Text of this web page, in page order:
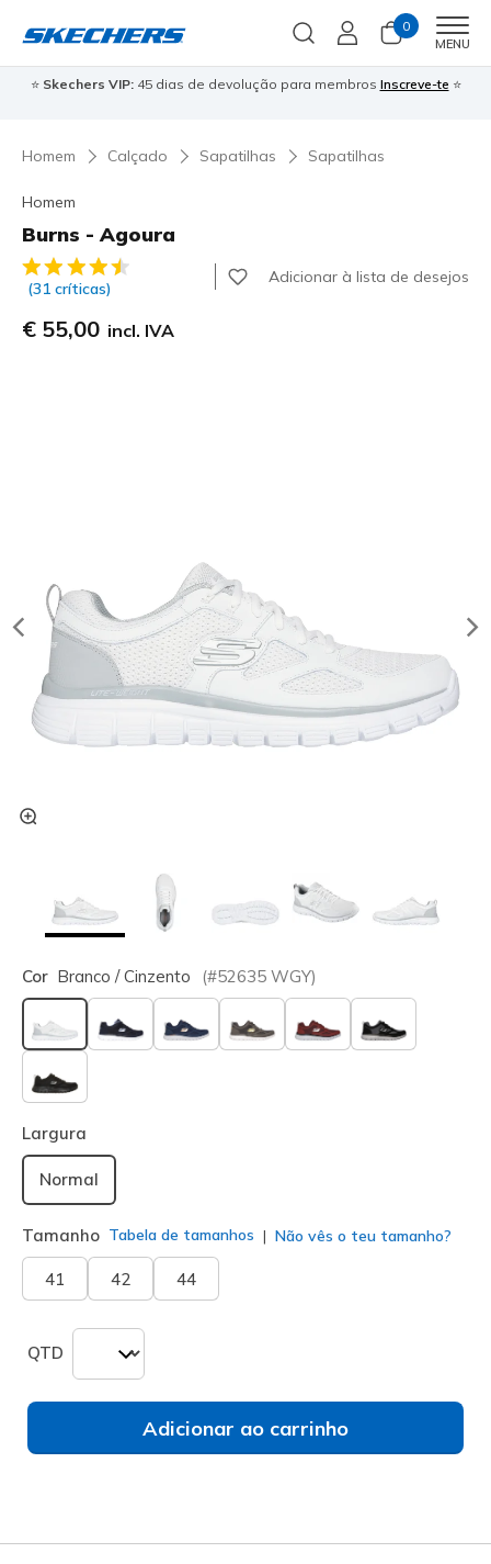
0
MENU
⭐ Skechers VIP:45 dias de devolução para membros Inscreve-te ⭐
Homem Calçado Sapatilhas Sapatilhas
Homem
Burns - Agoura
3$2 de 5 – Classificação do cliente
(31 críticas)
Adicionar à lista de desejos
€ 55,00 incl. IVA
Cor Branco / Cinzento (#52635 WGY)
selecionado
Largura
Normal
Tamanho Tabela de tamanhos Não vês o teu tamanho?
41 42 44
QTD
Adicionar ao carrinho